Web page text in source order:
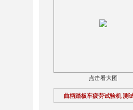
点击看大图
曲柄踏板车疲劳试验机 测